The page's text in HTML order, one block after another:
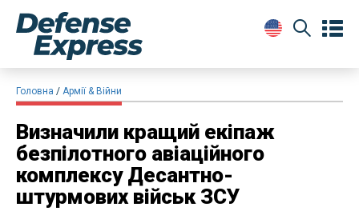
Головна Армії & Війни
​Визначили кращий екіпаж
безпілотного авіаційного
комплексу Десантно-
штурмових військ ЗСУ